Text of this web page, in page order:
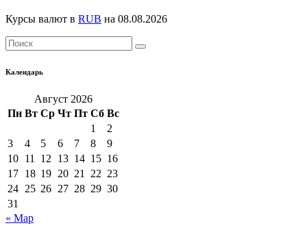
Курсы валют в RUB на 08.08.2026
Календарь
Август 2026
Пн Вт Ср Чт Пт Сб Вс
1
2
3
4 5 6 7 8
9
10 11 12 13 14 15 16
17 18 19 20 21 22 23
24 25 26 27 28 29 30
31
« Мар